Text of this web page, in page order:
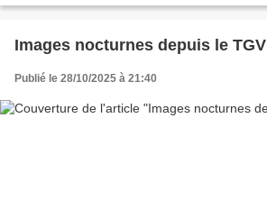
Images nocturnes depuis le TGV
Publié le 28/10/2025 à 21:40